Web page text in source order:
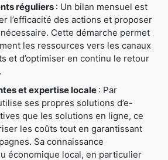
réguliers : Un bilan mensuel est
l’efficacité des actions et proposer
Cette démarche permet
les ressources vers les canaux
et d’optimiser en continu le retour
et expertise locale : Par
ses propres solutions d’e-
que les solutions en ligne, ce
les coûts tout en garantissant
Sa connaissance
économique local, en particulier